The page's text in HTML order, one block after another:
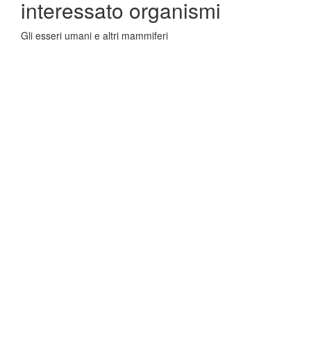
interessato organismi
Gli esseri umani e altri mammiferi